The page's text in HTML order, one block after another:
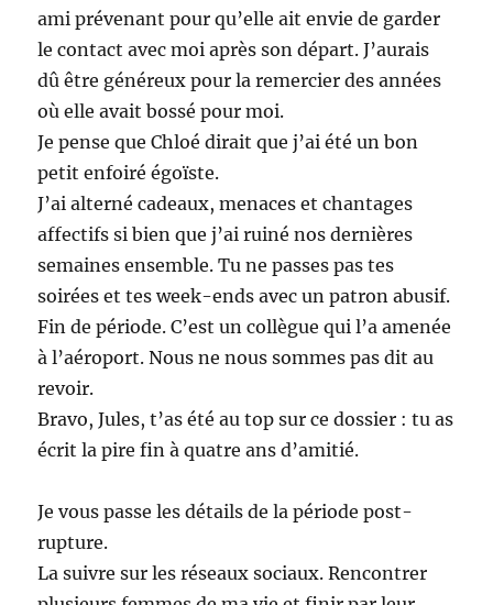
ami prévenant pour qu’elle ait envie de garder
le contact avec moi après son départ. J’aurais
dû être généreux pour la remercier des années
où elle avait bossé pour moi.
Je pense que Chloé dirait que j’ai été un bon
petit enfoiré égoïste.
J’ai alterné cadeaux, menaces et chantages
affectifs si bien que j’ai ruiné nos dernières
semaines ensemble. Tu ne passes pas tes
soirées et tes week-ends avec un patron abusif.
Fin de période. C’est un collègue qui l’a amenée
à l’aéroport. Nous ne nous sommes pas dit au
revoir.
Bravo, Jules, t’as été au top sur ce dossier : tu as
écrit la pire fin à quatre ans d’amitié.
Je vous passe les détails de la période post-
rupture.
La suivre sur les réseaux sociaux. Rencontrer